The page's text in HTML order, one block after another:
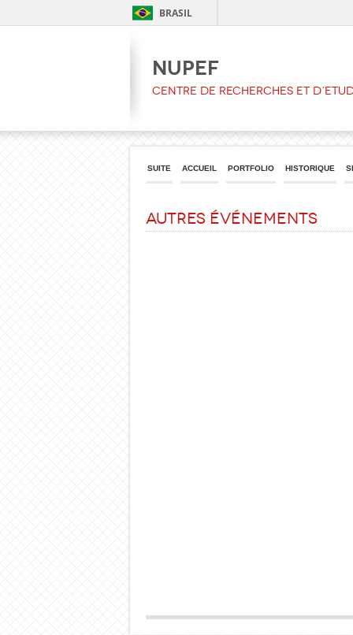
BRASIL
NUPEF
CENTRE DE RECHERCHES ET
SUITE ACCUEIL PORTFOLIO HISTORIQUE
Autres Événements